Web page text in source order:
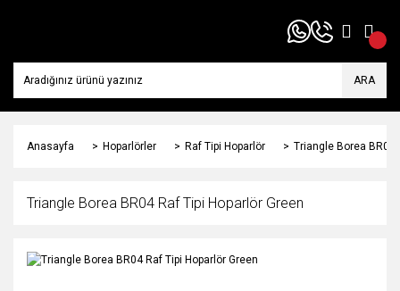
ARA
Anasayfa Hoparlörler Raf Tipi Hoparlör Triangle Borea BR04
Triangle Borea BR04 Raf Tipi Hoparlör Green